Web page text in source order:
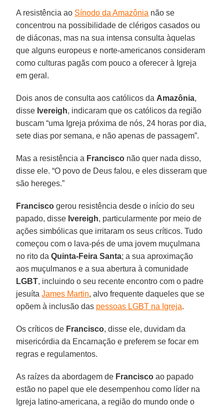
A resistência ao Sínodo da Amazônia não se
concentrou na possibilidade de clérigos casados ou
de diáconas, mas na sua intensa consulta àquelas
que alguns europeus e norte-americanos consideram
como culturas pagãs com pouco a oferecer à Igreja
em geral.
Dois anos de consulta aos católicos da Amazônia,
disse Ivereigh, indicaram que os católicos da região
buscam “uma Igreja próxima de nós, 24 horas por dia,
sete dias por semana, e não apenas de passagem”.
Mas a resistência a Francisco não quer nada disso,
disse ele. “O povo de Deus falou, e eles disseram que
são hereges.”
Francisco gerou resistência desde o início do seu
papado, disse Ivereigh, particularmente por meio de
ações simbólicas que irritaram os seus críticos. Tudo
começou com o lava-pés de uma jovem muçulmana
no rito daQuinta-Feira Santa; a sua aproximação
aos muçulmanos e a sua abertura à comunidade
LGBT, incluindo o seu recente encontro com o padre
jesuítaJames Martin, alvo frequente daqueles que se
opõem à inclusão das pessoas LGBT na Igreja.
Os críticos de Francisco, disse ele, duvidam da
misericórdia da Encarnação e preferem se focar em
regras e regulamentos.
As raízes da abordagem de Francisco ao papado
estão no papel que ele desempenhou como líder na
Igreja latino-americana, a região do mundo onde o